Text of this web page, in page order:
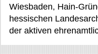
Wiesbaden, Hain-
hessischen
der aktiven